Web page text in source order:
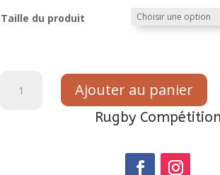
Taille du produit
Ajouter au panier
Rugby Compétition